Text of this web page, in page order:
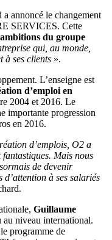
annoncé le changement
SERVICES. Cette
du groupe
qui, au monde,
à ses clients ».
L’enseigne est
d’emploi en
2004 et 2016. Le
importante progression
en 2016.
d’emplois, O2 a
Mais nous
de devenir
à ses salariés
Guillaume
au niveau international.
programme de